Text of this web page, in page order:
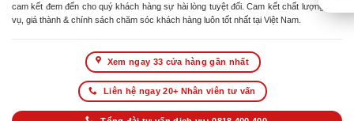
cam kết đem đến cho quý khách hàng sự hài lòng tuyệt đối. Cam kết chất lượng dịch
vụ, giá thành & chính sách chăm sóc khách hàng luôn tốt nhất tại Việt Nam.
Xem ngay 33 cửa hàng gần nhất
Liên hệ ngay 20+ Nhân viên tư vấn